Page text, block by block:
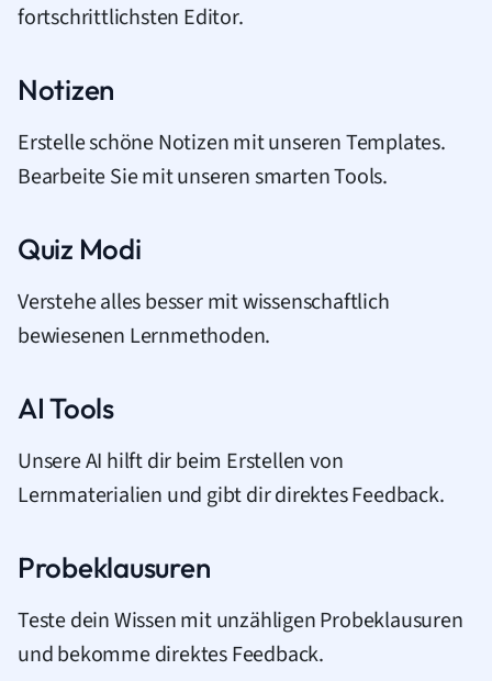
fortschrittlichsten Editor.
Notizen
Erstelle schöne Notizen mit unseren Templates.
Bearbeite Sie mit unseren smarten Tools.
Quiz Modi
Verstehe alles besser mit wissenschaftlich
bewiesenen Lernmethoden.
AI Tools
Unsere AI hilft dir beim Erstellen von
Lernmaterialien und gibt dir direktes Feedback.
Probeklausuren
Teste dein Wissen mit unzähligen Probeklausuren
und bekomme direktes Feedback.